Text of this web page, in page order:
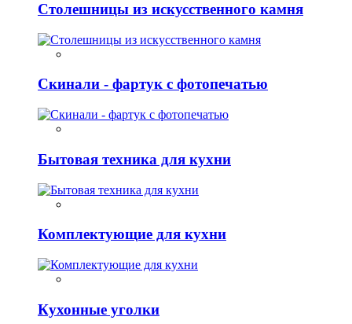
Столешницы из искусственного камня
Скинали - фартук с фотопечатью
Бытовая техника для кухни
Комплектующие для кухни
Кухонные уголки